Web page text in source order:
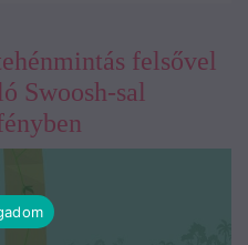
felsővel
Swoosh-sal